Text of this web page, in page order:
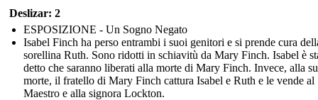
Deslizar: 2
ESPOSIZIONE - Un Sogno Negato
Isabel Finch ha perso entrambi i suoi genitori e si prende cura
sorellina Ruth. Sono ridotti in schiavitù da Mary Finch. Isabel è
detto che saranno liberati alla morte di Mary Finch. Invece, alla
morte, il fratello di Mary Finch cattura Isabel e Ruth e le vende al
Maestro e alla signora Lockton.